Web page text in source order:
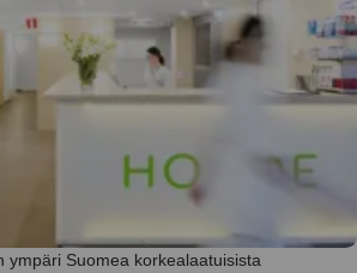
ympäri Suomea korkealaatuisista